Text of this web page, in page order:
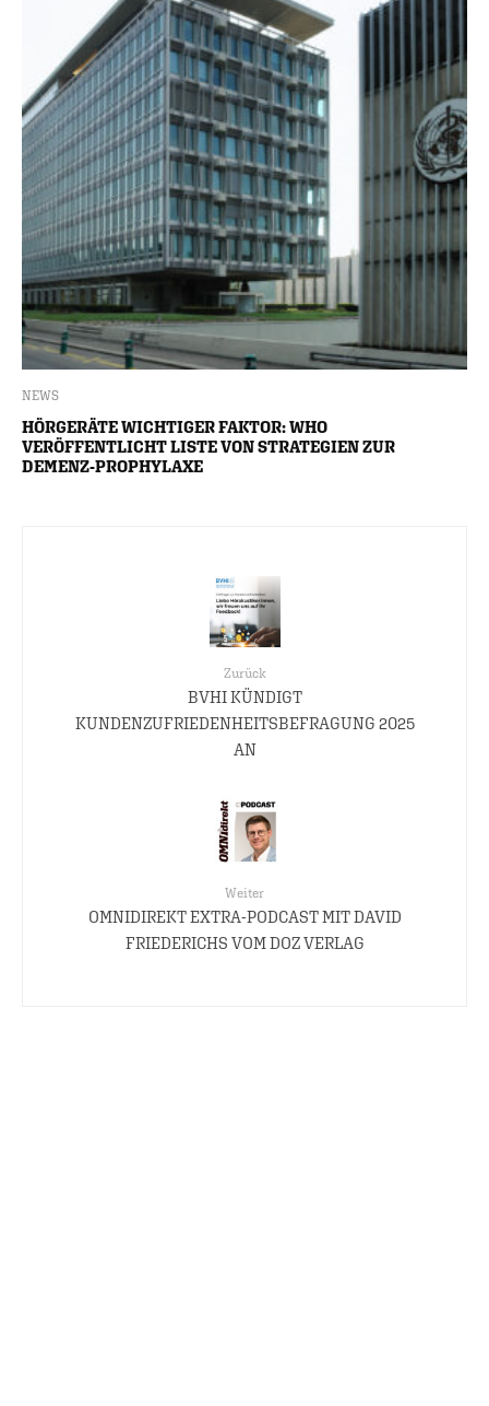
NEWS
HÖRGERÄTE WICHTIGER FAKTOR: WHO
VERÖFFENTLICHT LISTE VON STRATEGIEN ZUR
DEMENZ-PROPHYLAXE
Zurück
BVHI KÜNDIGT
KUNDENZUFRIEDENHEITSBEFRAGUNG 2025
AN
Weiter
OMNIDIREKT EXTRA-PODCAST MIT DAVID
FRIEDERICHS VOM DOZ VERLAG